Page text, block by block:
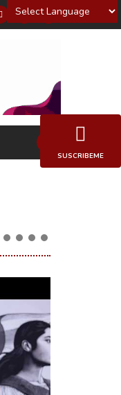
Powered by
SUSCRIBEME